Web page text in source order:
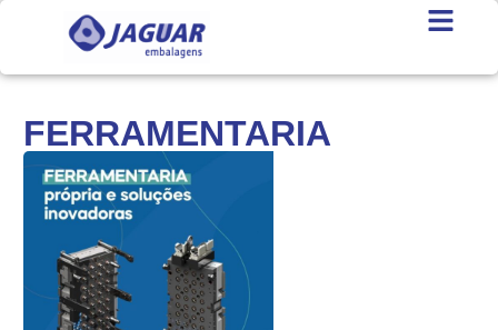
FERRAMENTARIA